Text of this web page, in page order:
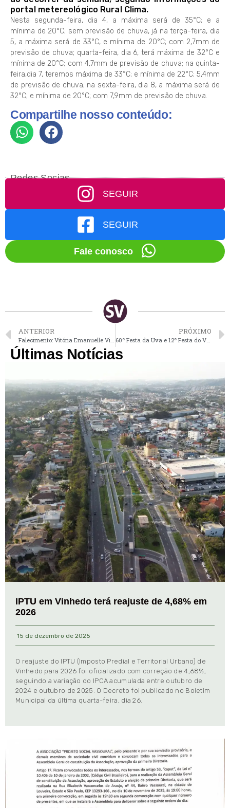
portal metereológico Rural Clima.
Nesta segunda-feira, dia 4, a máxima será de 35°C; e a
mínima de 20°C; sem previsão de chuva, já na terça-feira, dia
5, a máxima será de 33°C, e mínima de 20°C; com 2,7mm de
previsão de chuva; quarta-feira, dia 6, terá máxima de 32°C e
mínima de 20°C; com 4,7mm de previsão de chuva; na quinta-
feira,dia 7, teremos máxima de 33°C; e mínima de 22°C; 5,4mm
de previsão de chuva; na sexta-feira, dia 8, a máxima será de
32°C; e mínima de 20°C; com 7,9mm de previsão de chuva.
Compartilhe nosso conteúdo:
Redes Socias
SEGUIR
SEGUIR
Fale conosco
ANTERIOR PRÓXIMO
60ª Festa da Uva e 12ª Festa do Vinho de Vinhedo já têm data definida
Últimas Notícias
IPTU em Vinhedo terá reajuste de 4,68% em
2026
15 de dezembro de 2025
O reajuste do IPTU (Imposto Predial e Territorial Urbano) de
Vinhedo para 2026 foi oficializado com correção de 4,68%,
seguindo a variação do IPCA acumulada entre outubro de
2024 e outubro de 2025. O Decreto foi publicado no Boletim
Municipal da última quarta-feira, dia 26.